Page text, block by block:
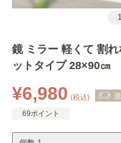
1
鏡 ミラー 軽くて 割
ットタイプ 28×90㎝
¥6,980 (税込)
69ポイント